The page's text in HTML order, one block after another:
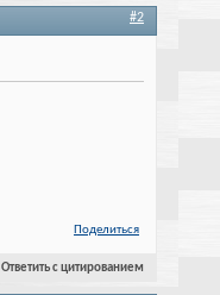
#2
Поделиться
Ответить с цитированием